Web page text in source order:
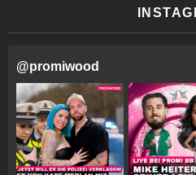
@promiwood